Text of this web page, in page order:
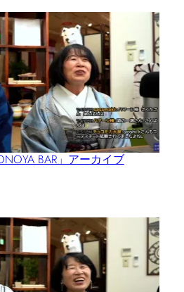
BAR」アーカイブ